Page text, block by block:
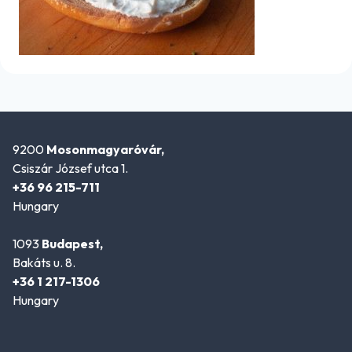
9200 Mosonmagyaróvár,
Csiszár József utca 1.
+36 96 215-711
Hungary
1093 Budapest,
Bakáts u. 8.
+36 1 217-1306
Hungary